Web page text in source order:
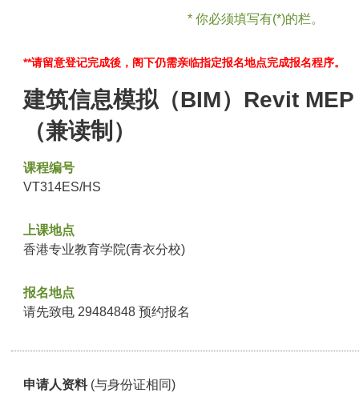
* 你必须填写有(*)的栏。
**请留意登记完成後，阁下仍需亲临指定报名地点完成报名程序。
建筑信息模拟（BIM）Revit
（兼读制）
课程编号
VT314ES/HS
上课地点
香港专业教育学院(青衣分校)
报名地点
请先致电 29484848 预约报名
申请人资料 (与身份证相同)